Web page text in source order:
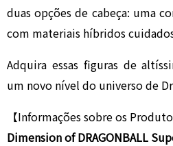
duas opções de cabeça: uma
com materiais híbridos
Adquira essas figuras de
um novo nível do universo de
【Informações sobre os
Dimension of DRAGONBALL